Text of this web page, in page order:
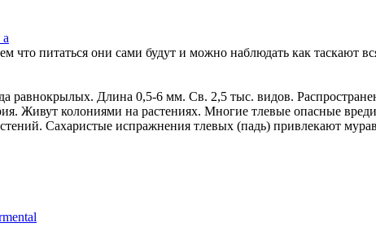
a
что питаться они сами будут и можно наблюдать как таскают
равнокрылых. Длина 0,5-6 мм. Св. 2,5 тыс. видов.
Живут колониями на растениях. Многие тлевые опасные
Сахаристые испражнения тлевых (падь) привлекают